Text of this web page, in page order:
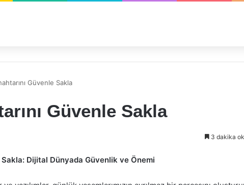
Güvenle Sakla
Güvenle Sakla
3 dakika
Sakla: Dijital Dünyada Güvenlik ve Önemi